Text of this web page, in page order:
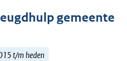
gemeente
t/m heden